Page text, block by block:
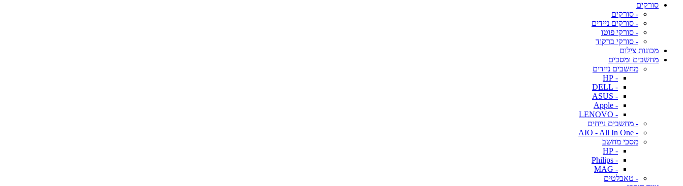
סורקים
- סורקים
- סורקים ניידים
- סורקי פוטו
- סורקי ברקוד
מכונות צילום
מחשבים ומסכים
מחשבים ניידים
- HP
- DELL
- ASUS
- Apple
- LENOVO
- מחשבים נייחים
- AIO - All In One
מסכי מחשב
- HP
- Philips
- MAG
- טאבלטים